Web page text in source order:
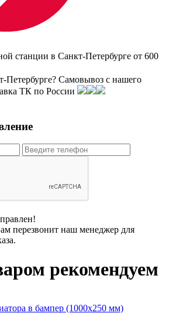
станции в Санкт-Петербурге от 600
Петербурге? Самовывоз с нашего
ТК по России
перезвонит наш менеджер для
рекомендуем